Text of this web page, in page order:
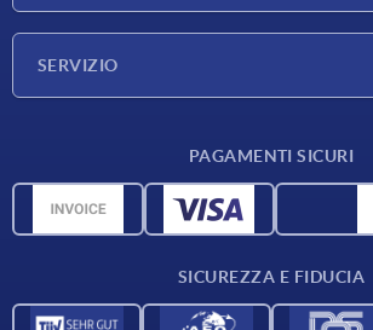
SERVIZIO
Dati CAD
PAGAMENTI SICURI
SICUREZZA E FIDUCIA